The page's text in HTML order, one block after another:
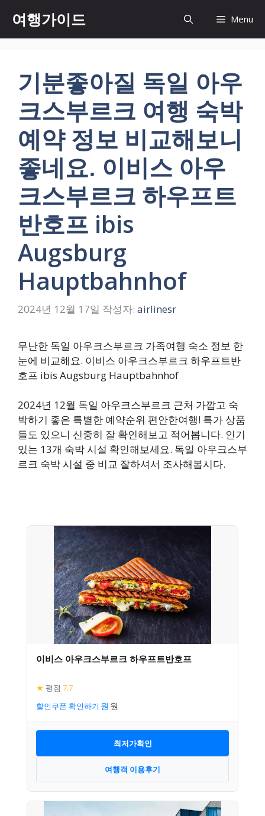
츠
여행가이드 Menu
기분좋아질 독일 아우
크스부르크 여행 숙박
예약 정보 비교해보니
좋네요. 이비스 아우
크스부르크 하우프트
반호프 ibis
Augsburg
Hauptbahnhof
2024년 12월 17일 작성자: airlinesr
무난한 독일 아우크스부르크 가족여행 숙소 정보 한
눈에 비교해요. 이비스 아우크스부르크 하우프트반
호프 ibis Augsburg Hauptbahnhof
2024년 12월 독일 아우크스부르크 근처 가깝고 숙
박하기 좋은 특별한 예약순위 편안한여행! 특가 상품
들도 있으니 신중히 잘 확인해보고 적어봅니다. 인기
있는 13개 숙박 시설 확인해보세요. 독일 아우크스부
르크 숙박 시설 중 비교 잘하셔서 조사해봅시다.
이비스 아우크스부르크 하우프트반호프
★ 평점 7.7
할인쿠폰 확인하기
최저가확인
여행객 이용후기